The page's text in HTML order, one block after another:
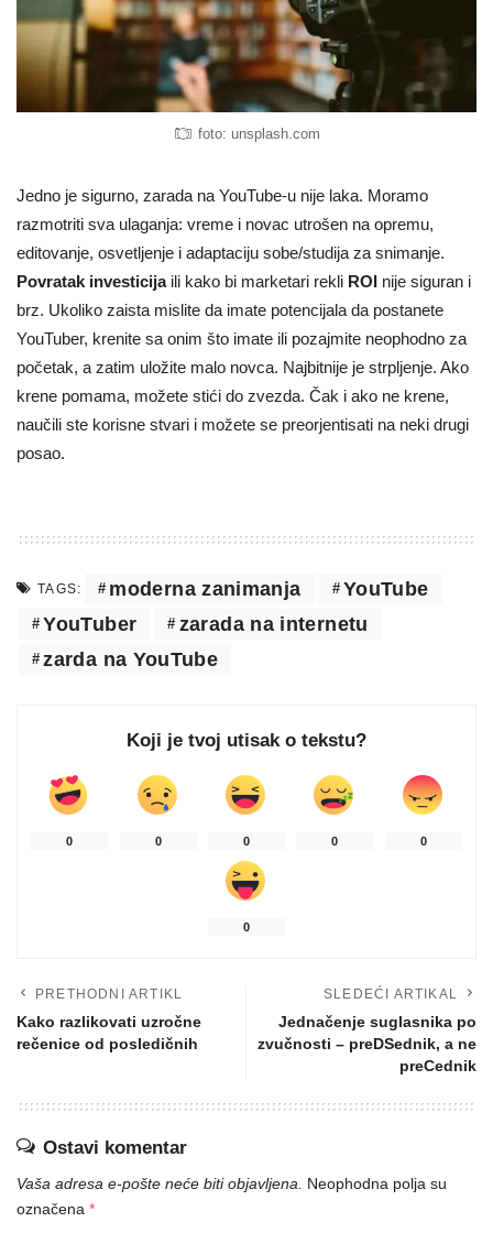
foto: unsplash.com
Jedno je sigurno, zarada na YouTube-u nije laka. Moramo
razmotriti sva ulaganja: vreme i novac utrošen na opremu,
editovanje, osvetljenje i adaptaciju sobe/studija za snimanje.
Povratak investicijaili kako bi marketari rekli ROI nije siguran i
brz. Ukoliko zaista mislite da imate potencijala da postanete
YouTuber, krenite sa onim što imate ili pozajmite neophodno za
početak, a zatim uložite malo novca. Najbitnije je strpljenje. Ako
krene pomama, možete stići do zvezda. Čak i ako ne krene,
naučili ste korisne stvari i možete se preorjentisati na neki drugi
posao.
TAGS: moderna zanimanja
YouTube
YouTuber
zarada na internetu
zarda na YouTube
Koji je tvoj utisak o tekstu?
0 0 0 0 0
0
PRETHODNI ARTIKL
Kako razlikovati uzročne
rečenice od posledičnih
SLEDEĆI ARTIKAL
Jednačenje suglasnika po
zvučnosti – preDSednik, a ne
preCednik
Ostavi komentar
Vaša adresa e-pošte neće biti objavljena.
Neophodna polja su
označena *